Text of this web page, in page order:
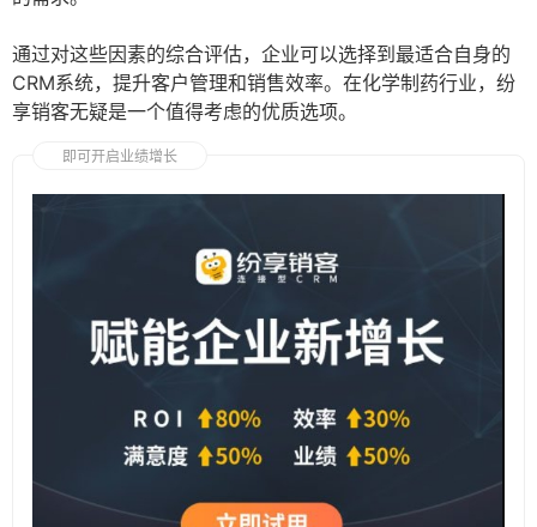
通过对这些因素的综合评估，企业可以选择到最适合自身的
CRM系统，提升客户管理和销售效率。在化学制药行业，纷
享销客无疑是一个值得考虑的优质选项。
即可开启业绩增长